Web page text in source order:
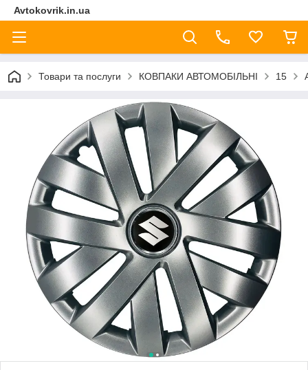
Avtokovrik.in.ua
Товари та послуги КОВПАКИ АВТОМОБІЛЬНІ 15